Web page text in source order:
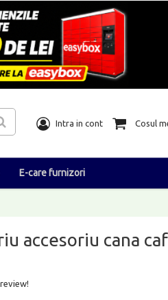
Intra in cont Cosul
E-care furnizori
accesoriu cana